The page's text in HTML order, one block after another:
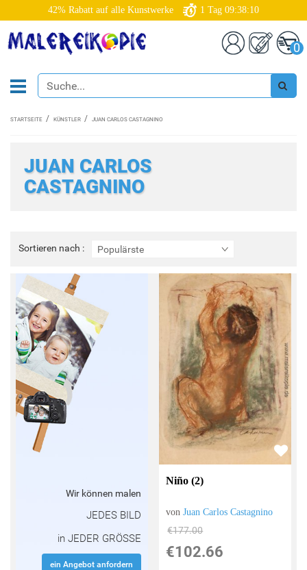
42% Rabatt auf alle Kunstwerke 1 Tag 09:38:09
0
STARTSEITE KÜNSTLER JUAN CARLOS CASTAGNINO
JUAN CARLOS
CASTAGNINO
Sortieren nach : Populärste
Sortieren
nach
Wir können malen
JEDES BILD
in JEDER GRÖSSE
ein Angebot anfordern
Niño (2)
vonJuan Carlos Castagnino
€177.00
€102.66